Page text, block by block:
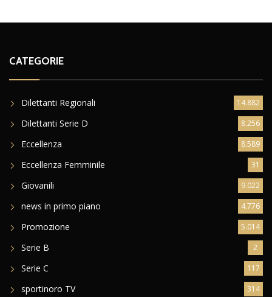
CATEGORIE
Dilettanti Regionali 14.882
Dilettanti Serie D 8.256
Eccellenza 8.589
Eccellenza Femminile 31
Giovanili 9.022
news in primo piano 4.776
Promozione 5.014
Serie B 2
Serie C 117
sportinoro TV 314